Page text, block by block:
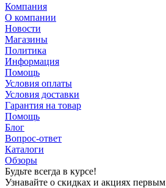
Компания
О компании
Новости
Магазины
Политика
Информация
Помощь
Условия оплаты
Условия доставки
Гарантия на товар
Помощь
Блог
Вопрос-ответ
Каталоги
Обзоры
Будьте всегда в курсе!
Узнавайте о скидках и акциях первым